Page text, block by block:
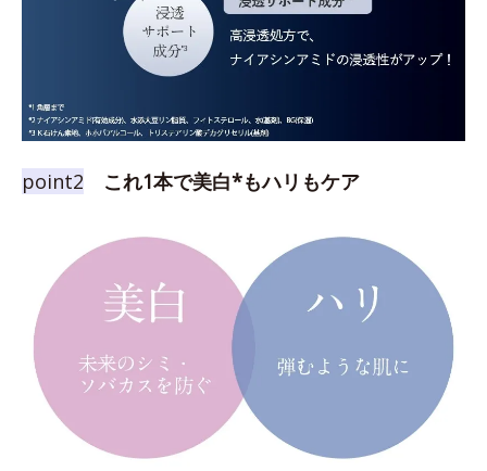
point2 これ1本で美白*もハリもケア